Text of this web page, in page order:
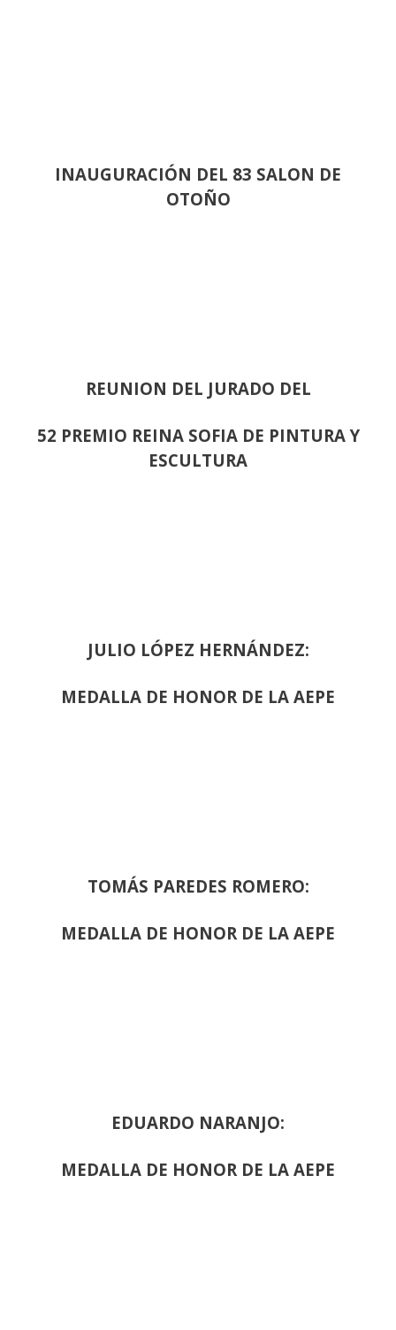
INAUGURACIÓN DEL 83 SALON DE
OTOÑO
REUNION DEL JURADO DEL
52 PREMIO REINA SOFIA DE PINTURA Y
ESCULTURA
JULIO LÓPEZ HERNÁNDEZ:
MEDALLA DE HONOR DE LA AEPE
TOMÁS PAREDES ROMERO:
MEDALLA DE HONOR DE LA AEPE
EDUARDO NARANJO:
MEDALLA DE HONOR DE LA AEPE